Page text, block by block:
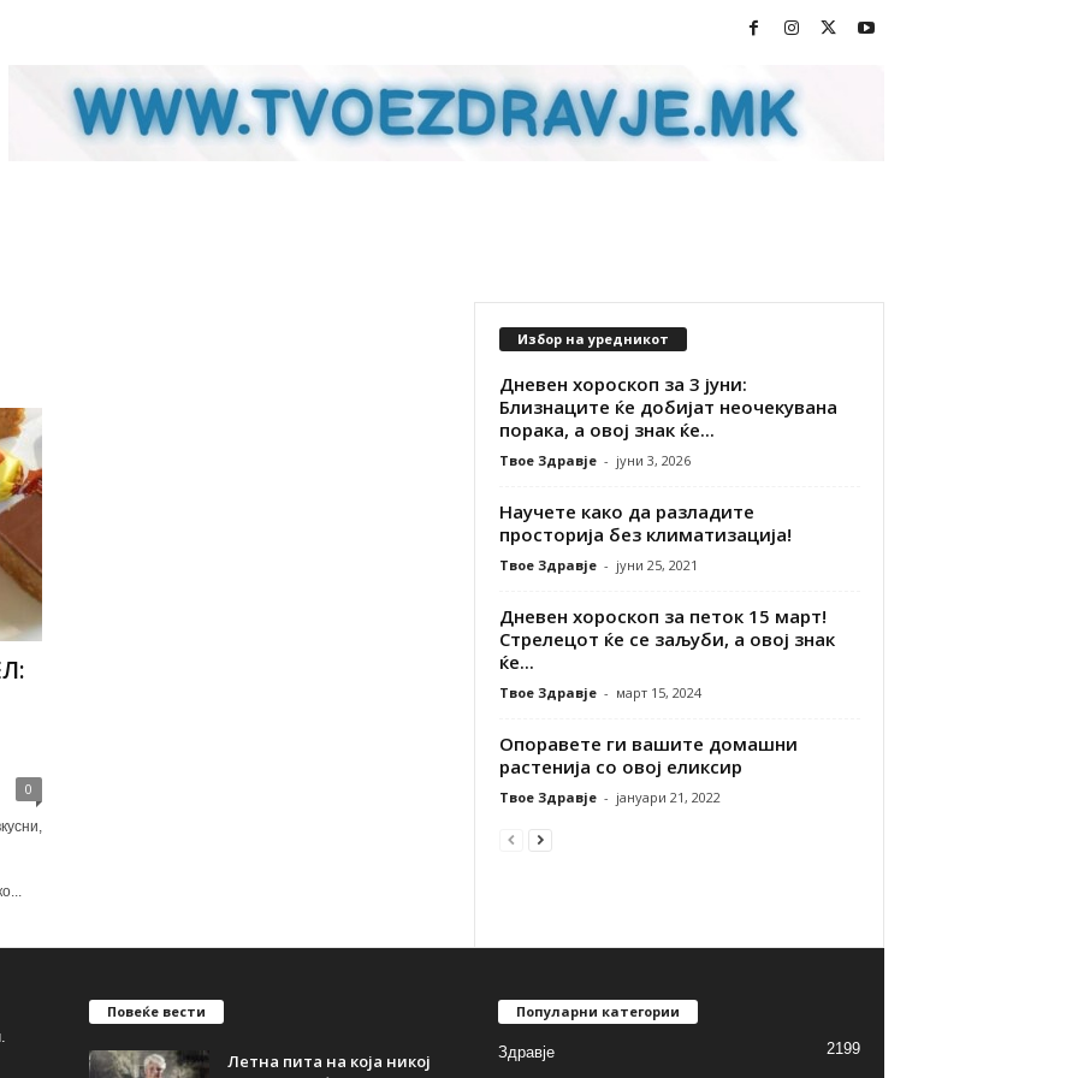
0
Избор на уредникот
Дневен хороскоп за 3 јуни:
Близнаците ќе добијат неочекувана
порака, а овој знак ќе...
Твое Здравје - јуни 3, 2026
Научете како да разладите
просторија без климатизација!
Твое Здравје - јуни 25, 2021
Дневен хороскоп за петок 15 март!
Стрелецот ќе се заљуби, а овој знак
ќе...
Твое Здравје - март 15, 2024
Опоравете ги вашите домашни
растенија со овој еликсир
Твое Здравје - јануари 21, 2022
Повеќе вести
Летна пита на која никој
Популарни категории
Здравје
2199